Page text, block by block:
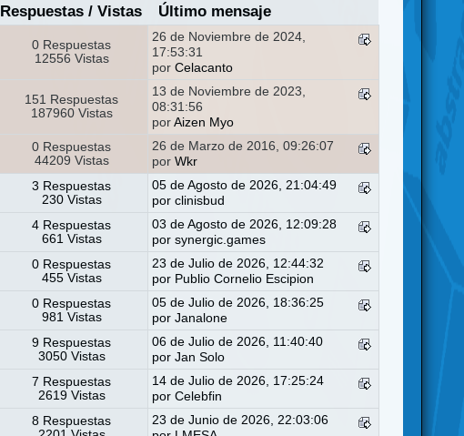
Respuestas /Vistas Último mensaje
0 Respuestas
12556 Vistas
26 de Noviembre de 2024,
17:53:31
porCelacanto
151 Respuestas
187960 Vistas
13 de Noviembre de 2023,
08:31:56
porAizen Myo
0 Respuestas
44209 Vistas
26 de Marzo de 2016, 09:26:07
porWkr
3 Respuestas
230 Vistas
05 de Agosto de 2026, 21:04:49
porclinisbud
4 Respuestas
661 Vistas
03 de Agosto de 2026, 12:09:28
porsynergic.games
0 Respuestas
455 Vistas
23 de Julio de 2026, 12:44:32
por Publio Cornelio Escipion
0 Respuestas
981 Vistas
05 de Julio de 2026, 18:36:25
porJanalone
9 Respuestas
3050 Vistas
06 de Julio de 2026, 11:40:40
porJan Solo
7 Respuestas
2619 Vistas
14 de Julio de 2026, 17:25:24
porCelebfin
8 Respuestas
23 de Junio de 2026, 22:03:06